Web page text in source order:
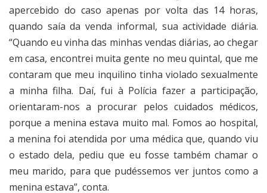
apercebido do caso apenas por volta das 14 horas,
quando saía da venda informal, sua actividade diária.
“Quando eu vinha das minhas vendas diárias, ao chegar
em casa, encontrei muita gente no meu quintal, que me
contaram que meu inquilino tinha violado sexualmente
a minha filha. Daí, fui à Polícia fazer a participação,
orientaram-nos a procurar pelos cuidados médicos,
porque a menina estava muito mal. Fomos ao hospital,
a menina foi atendida por uma médica que, quando viu
o estado dela, pediu que eu fosse também chamar o
meu marido, para que pudéssemos ver juntos como a
menina estava”, conta.